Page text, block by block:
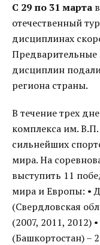
С 29 по 31 марта
отечественный
дисциплинах
Предварительные
дисциплин
региона страны.
В течение трех
комплекса им.
сильнейших
мира. На
выступить 11
мира и Европы: •
(Свердловская
(2007, 2011, 2012)
(Башкортостан) –